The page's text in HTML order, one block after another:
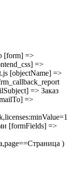
[form] =>
=>
[objectName] =>
=> Заказ
=>
[formFields] =>
)